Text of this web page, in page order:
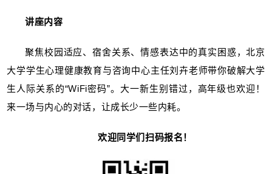
讲座内容
聚焦校园适应、宿舍关系、情感表达中的真实困惑，北京
大学学生心理健康教育与咨询中心主任刘卉老师带你破解大学
生人际关系的“WiFi密码”。大一新生别错过，高年级也欢迎！
来一场与内心的对话，让成长少一些内耗。
欢迎同学们扫码报名！